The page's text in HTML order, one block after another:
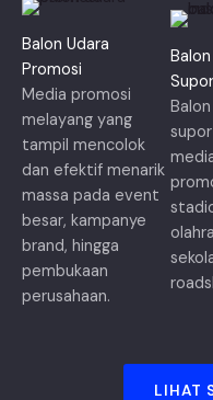
Balon Udara
Promosi
Media promosi
melayang yang
tampil mencolok
dan efektif menarik
massa pada event
besar, kampanye
brand, hingga
pembukaan
perusahaan.
LIHAT